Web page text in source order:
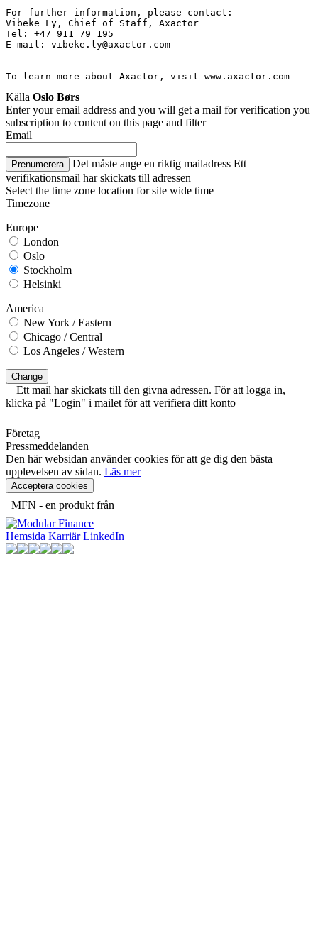
For further information, please contact:
Vibeke Ly, Chief of Staff, Axactor
Tel: +47 911 79 195
E-mail: vibeke.ly@axactor.com
To learn more about Axactor, visit www.axactor.com
Källa Oslo Børs
Enter your email address and you will get a mail for verification you
subscription to content on this page and filter
Email
Prenumerera Det måste ange en riktig mailadress Ett
verifikationsmail har skickats till adressen
Select the time zone location for site wide time
Timezone
Europe
London
Oslo
Stockholm
Helsinki
America
New York / Eastern
Chicago / Central
Los Angeles / Western
Change
Ett mail har skickats till den givna adressen. För att logga in,
klicka på "Login" i mailet för att verifiera ditt konto
Företag
Pressmeddelanden
Den här websidan använder cookies för att ge dig den bästa
upplevelsen av sidan. Läs mer
Acceptera cookies
MFN - en produkt från
Hemsida Karriär LinkedIn